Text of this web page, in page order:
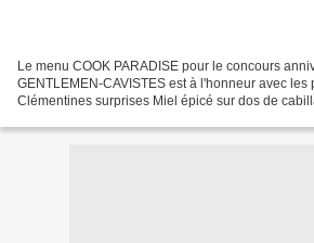
Le menu COOK PARADISE pour le concours
GENTLEMEN-CAVISTES est à l'honneur avec les
Clémentines surprises Miel épicé sur dos de